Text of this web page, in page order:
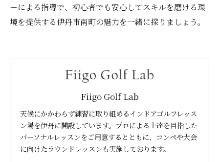
ーによる指導で、初心者でも安心してスキルを磨ける環
境を提供する伊丹市南町の魅力を一緒に探りましょう。
Fiigo Golf Lab
天候にかかわらず練習に取り組めるインドアゴルフレッス
ン場を伊丹に開設しています。プロによる上達を目指した
パーソナルレッスンをご用意するとともに、コンペや大会
に向けたラウンドレッスンも実施しております。